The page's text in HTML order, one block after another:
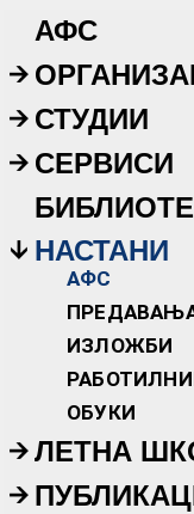
АФС
СТУДИИ
СЕРВИСИ
НАСТАНИ
АФС
ИЗЛОЖБИ
ОБУКИ
ЛЕТНА